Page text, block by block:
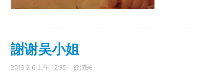
謝谢吴小姐
2013-2-6 上午 12:35 徐潤民